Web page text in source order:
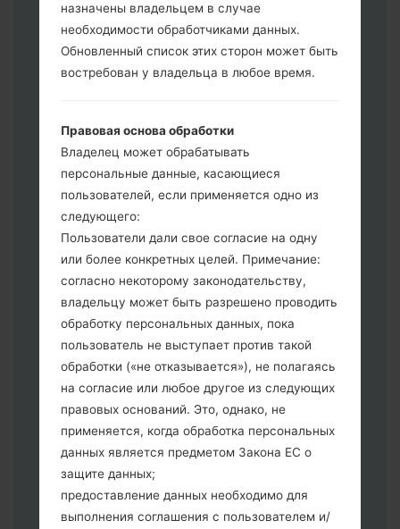
Operator"
Добавьте все файлы в программу Odin
3.
Если вы хотите прошить телефон и
выберите HOME_CSC _ *** для
сохранения Ваших данных.
Теперь выключите устройство и
войдите в "Download" режим. Все
методы как это сделать:
Нажмите и удерживайте клавиши:
питание, громкости и Bixbi.
Нажмите и удерживайте клавиши:
регулировки громкости. Подключив
телефон к ПК используя USB кабель.
Нажмите и удерживайте клавиши:
питание, громкости и домой.
Подключите USB кабель и нажмите
клавиши: уменьшение звука и Bixbi.
Нажмите и удерживайте клавиши:
питания и увеличения громкости
Далее подключите к компьютеру,
программа Odin должна определить
назначены владельцем в случае
необходимости обработчиками данных.
Обновленный список этих сторон может быть
востребован у владельца в любое время.
Правовая основа обработки
Владелец может обрабатывать
персональные данные, касающиеся
пользователей, если применяется одно из
следующего:
Пользователи дали свое согласие на одну
или более конкретных целей. Примечание:
согласно некоторому законодательству,
владельцу может быть разрешено проводить
обработку персональных данных, пока
пользователь не выступает против такой
обработки («не отказывается»), не полагаясь
на согласие или любое другое из следующих
правовых оснований. Это, однако, не
применяется, когда обработка персональных
данных является предметом Закона ЕС о
защите данных;
предоставление данных необходимо для
выполнения соглашения с пользователем и/